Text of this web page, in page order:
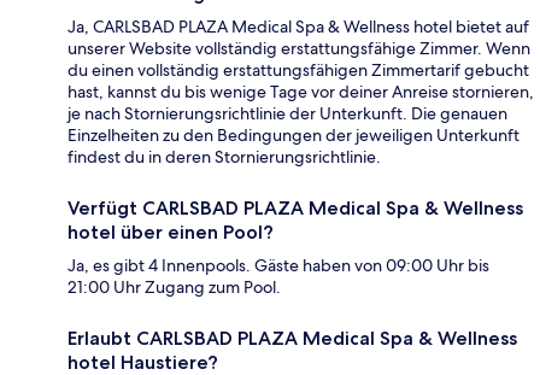
Ja, CARLSBAD PLAZA Medical Spa & Wellness hotel bietet auf
unserer Website vollständig erstattungsfähige Zimmer. Wenn
du einen vollständig erstattungsfähigen Zimmertarif gebucht
hast, kannst du bis wenige Tage vor deiner Anreise stornieren,
je nach Stornierungsrichtlinie der Unterkunft. Die genauen
Einzelheiten zu den Bedingungen der jeweiligen Unterkunft
findest du in deren Stornierungsrichtlinie.
Verfügt CARLSBAD PLAZA Medical Spa & Wellness
hotel über einen Pool?
Ja, es gibt 4 Innenpools. Gäste haben von 09:00 Uhr bis
21:00 Uhr Zugang zum Pool.
Erlaubt CARLSBAD PLAZA Medical Spa & Wellness
hotel Haustiere?